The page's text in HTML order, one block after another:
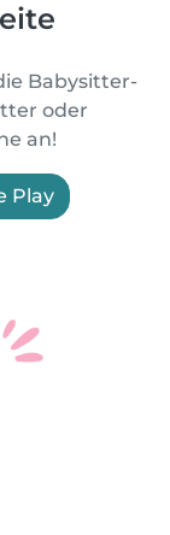
Babysitter-
oder
an!
Play